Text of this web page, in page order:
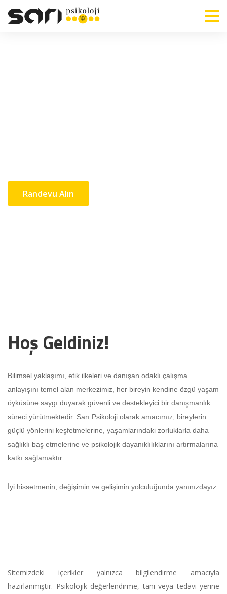
Randevu Alın
Hoş Geldiniz!
Bilimsel yaklaşımı, etik ilkeleri ve danışan odaklı çalışma
anlayışını temel alan merkezimiz, her bireyin kendine özgü yaşam
öyküsüne saygı duyarak güvenli ve destekleyici bir danışmanlık
süreci yürütmektedir. Sarı Psikoloji olarak amacımız; bireylerin
güçlü yönlerini keşfetmelerine, yaşamlarındaki zorluklarla daha
sağlıklı baş etmelerine ve psikolojik dayanıklılıklarını artırmalarına
katkı sağlamaktır.
İyi hissetmenin, değişimin ve gelişimin yolculuğunda yanınızdayız.
Sitemizdeki içerikler yalnızca bilgilendirme amacıyla
hazırlanmıştır. Psikolojik değerlendirme, tanı veya tedavi yerine